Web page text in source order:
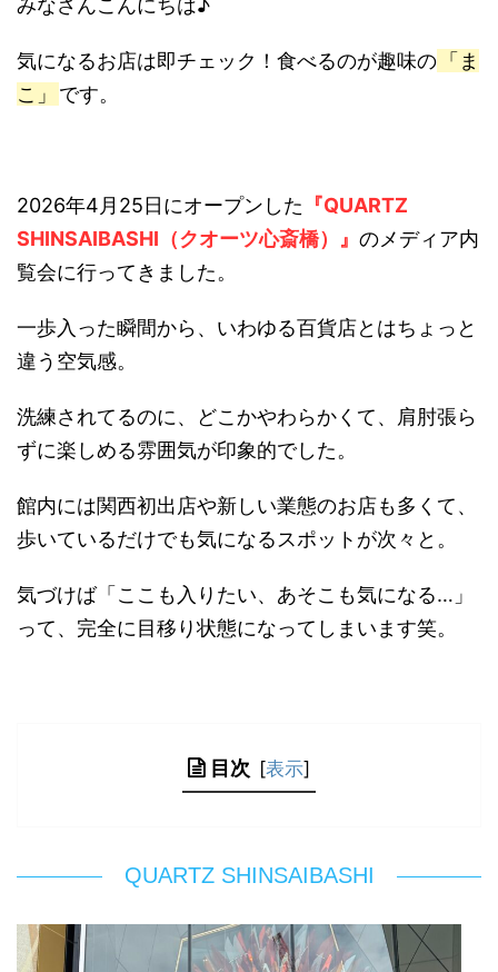
みなさんこんにちは♪
気になるお店は即チェック！食べるのが趣味の 「ま
こ」
です。
2026年4月25日にオープンした 『QUARTZ
SHINSAIBASHI（クオーツ心斎橋）』 のメディア内
覧会に行ってきました。
一歩入った瞬間から、いわゆる百貨店とはちょっと
違う空気感。
洗練されてるのに、どこかやわらかくて、肩肘張ら
ずに楽しめる雰囲気が印象的でした。
館内には関西初出店や新しい業態のお店も多くて、
歩いているだけでも気になるスポットが次々と。
気づけば「ここも入りたい、あそこも気になる…」
って、完全に目移り状態になってしまいます笑。
目次 [表示]
QUARTZ SHINSAIBASHI